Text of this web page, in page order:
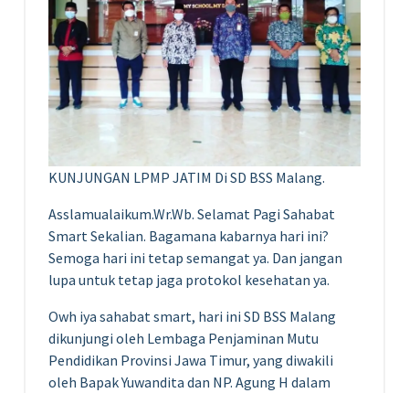
KUNJUNGAN LPMP JATIM Di SD BSS Malang.
Asslamualaikum.Wr.Wb. Selamat Pagi Sahabat
Smart Sekalian. Bagamana kabarnya hari ini?
Semoga hari ini tetap semangat ya. Dan jangan
lupa untuk tetap jaga protokol kesehatan ya.
Owh iya sahabat smart, hari ini SD BSS Malang
dikunjungi oleh Lembaga Penjaminan Mutu
Pendidikan Provinsi Jawa Timur, yang diwakili
oleh Bapak Yuwandita dan NP. Agung H dalam